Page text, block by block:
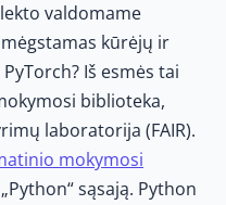
valdomame
mėgstamas kūrėjų ir
Iš esmės tai
biblioteka,
laboratorija (FAIR).
mokymosi
sąsają. Python